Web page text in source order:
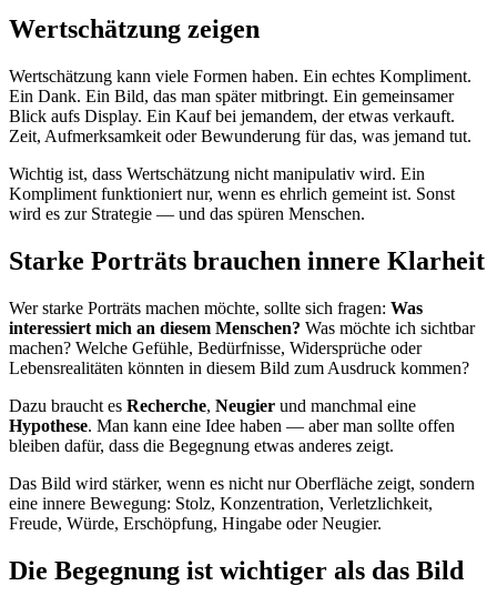
Wertschätzung zeigen
Wertschätzung kann viele Formen haben. Ein echtes Kompliment.
Ein Dank. Ein Bild, das man später mitbringt. Ein gemeinsamer
Blick aufs Display. Ein Kauf bei jemandem, der etwas verkauft.
Zeit, Aufmerksamkeit oder Bewunderung für das, was jemand tut.
Wichtig ist, dass Wertschätzung nicht manipulativ wird. Ein
Kompliment funktioniert nur, wenn es ehrlich gemeint ist. Sonst
wird es zur Strategie — und das spüren Menschen.
Starke Porträts brauchen innere Klarheit
Wer starke Porträts machen möchte, sollte sich fragen: Was
interessiert mich an diesem Menschen? Was möchte ich sichtbar
machen? Welche Gefühle, Bedürfnisse, Widersprüche oder
Lebensrealitäten könnten in diesem Bild zum Ausdruck kommen?
Dazu braucht es Recherche, Neugier und manchmal eine
Hypothese. Man kann eine Idee haben — aber man sollte offen
bleiben dafür, dass die Begegnung etwas anderes zeigt.
Das Bild wird stärker, wenn es nicht nur Oberfläche zeigt, sondern
eine innere Bewegung: Stolz, Konzentration, Verletzlichkeit,
Freude, Würde, Erschöpfung, Hingabe oder Neugier.
Die Begegnung ist wichtiger als das Bild